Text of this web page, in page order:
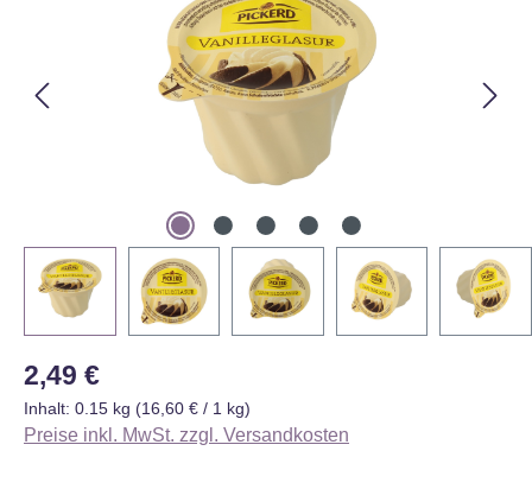
Regulärer Preis:
2,49 €
Inhalt: 0.15 kg (16,60 € / 1 kg)
Preise inkl. MwSt. zzgl. Versandkosten